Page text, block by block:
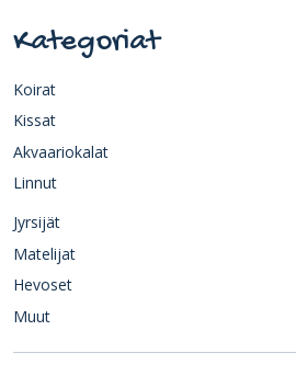
Kategoriat
Koirat
Kissat
Akvaariokalat
Linnut
Jyrsijät
Matelijat
Hevoset
Muut